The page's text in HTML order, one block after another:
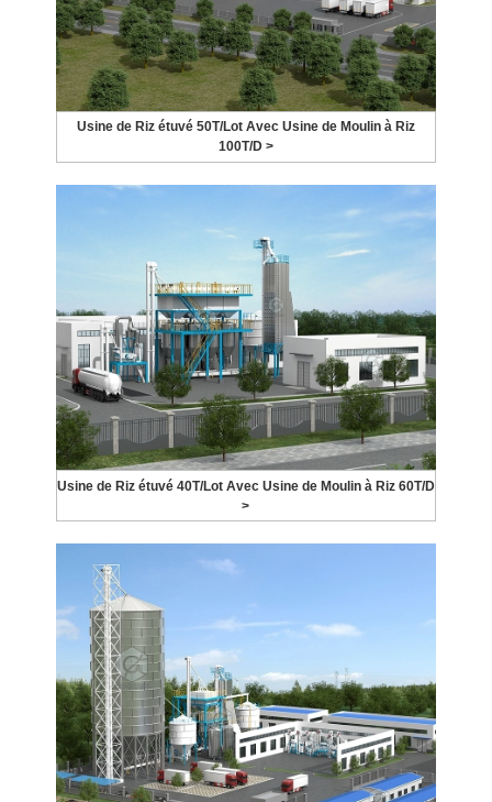
Usine de Riz étuvé 50T/Lot Avec Usine de Moulin à Riz
100T/D >
Usine de Riz étuvé 40T/Lot Avec Usine de Moulin à Riz 60T/D
>